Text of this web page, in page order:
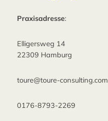
Praxisadresse:
Elligersweg 14
22309 Hamburg
toure@toure-consulting.com
0176-8793-2269